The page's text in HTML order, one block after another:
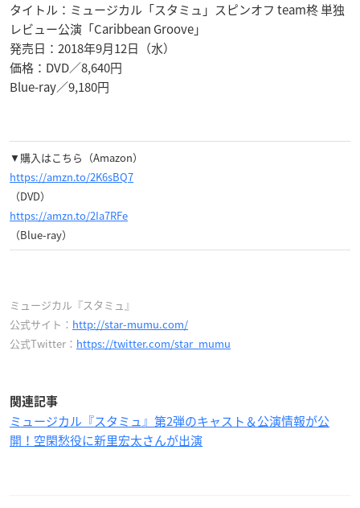
タイトル：ミュージカル「スタミュ」スピンオフ team柊 単独
レビュー公演「Caribbean Groove」
発売日：2018年9月12日（水）
価格：DVD／8,640円
Blue-ray／9,180円
▼購入はこちら（Amazon）
https://amzn.to/2K6sBQ7
（DVD）
https://amzn.to/2Ia7RFe
（Blue-ray）
ミュージカル『スタミュ』
公式サイト： http://star-mumu.com/
公式Twitter： https://twitter.com/star_mumu
関連記事
ミュージカル『スタミュ』第2弾のキャスト＆公演情報が公
開！空閑愁役に新里宏太さんが出演